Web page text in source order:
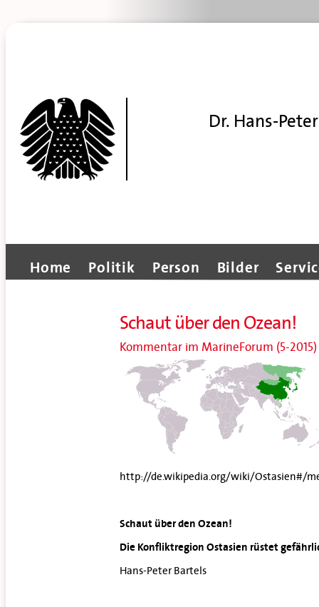
Dr. Hans-
Home Politik Person Bilder
Schaut über den Ozean!
Kommentar im MarineForum (5-2015)
http://de.wikipedia.org/wiki/Ostasien#/
Schaut über den Ozean!
Die Konfliktregion Ostasien rüstet
Hans-Peter Bartels